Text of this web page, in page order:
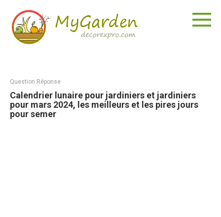
contenu
Question Réponse
Calendrier lunaire pour jardiniers et jardiniers
pour mars 2024, les meilleurs et les pires jours
pour semer